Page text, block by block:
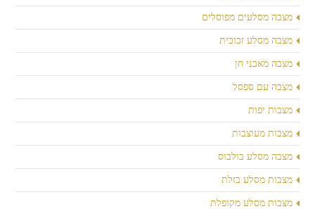
מצבה מסלעים מפוסלים
מצבה מסלע זכוכית
מצבה מאבני חן
מצבה עם ספסל
מצבות יפות
מצבות מעוצבות
מצבה מסלע בולבוס
מצבות מסלע בזלת
מצבות מסלע מקופלת